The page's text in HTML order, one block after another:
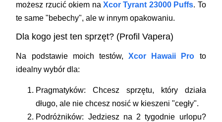
możesz rzucić okiem na Xcor Tyrant 23000 Puffs. To
te same "bebechy", ale w innym opakowaniu.
Dla kogo jest ten sprzęt? (Profil Vapera)
Na podstawie moich testów,Xcor Hawaii Pro to
idealny wybór dla:
Pragmatyków: Chcesz sprzętu, który działa
długo, ale nie chcesz nosić w kieszeni "cegły".
Podróżników: Jedziesz na 2 tygodnie urlopu?